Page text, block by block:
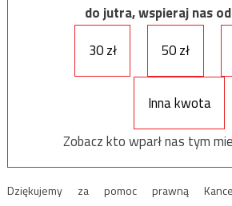
do jutra, wspieraj nas
30 zł
50 zł
Inna kwota
Zobacz kto wparł nas tym
Dziękujemy za pomoc prawną